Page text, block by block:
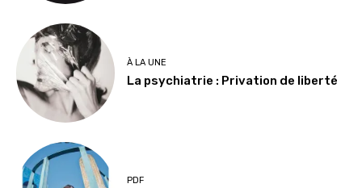
À LA UNE
La psychiatrie : Privation de liberté
PDF